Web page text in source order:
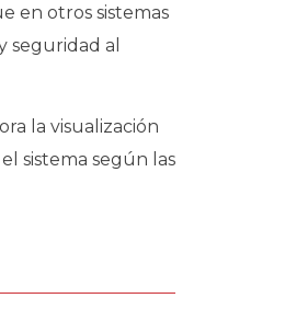
en otros sistemas
seguridad al
la visualización
sistema según las